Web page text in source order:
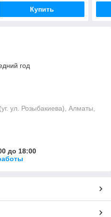
Купить
год
ул. Розыбакиева), Алматы,
до 18:00